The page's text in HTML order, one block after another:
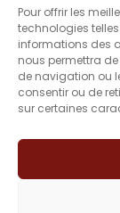
Pour offrir les
technologies
informations des
nous permettra
de navigation ou
consentir ou de
sur certaines
Secteurs
Accidents de la
Accidents
Indemniser les